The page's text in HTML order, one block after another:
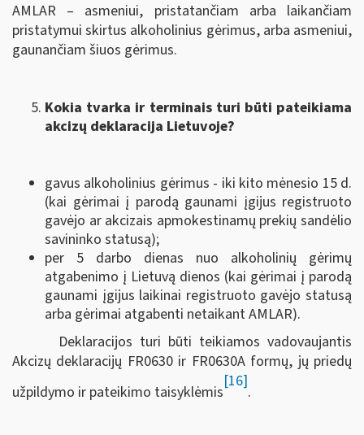
AMLAR – asmeniui, pristatančiam arba laikančiam
pristatymui skirtus alkoholinius gėrimus, arba asmeniui,
gaunančiam šiuos gėrimus.
Kokia tvarka ir terminais turi būti pateikiama
akcizų deklaracija Lietuvoje?
gavus alkoholinius gėrimus - iki kito mėnesio 15 d.
(kai gėrimai į parodą gaunami įgijus registruoto
gavėjo ar akcizais apmokestinamų prekių sandėlio
savininko statusą);
per 5 darbo dienas nuo alkoholinių gėrimų
atgabenimo į Lietuvą dienos (kai gėrimai į parodą
gaunami įgijus laikinai registruoto gavėjo statusą
arba gėrimai atgabenti netaikant AMLAR).
Deklaracijos turi būti teikiamos vadovaujantis
Akcizų deklaracijų FR0630 ir FR0630A formų, jų priedų
užpildymo ir pateikimo taisyklėmis
[16]
.